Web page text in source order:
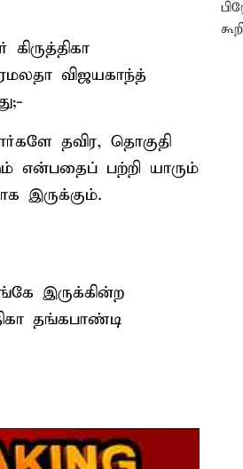
விஜயகாந்த்
தவிர, தொகுதி
பற்றி யாரும்
இருக்கும்.
இருக்கின்ற
தங்கபாண்டி